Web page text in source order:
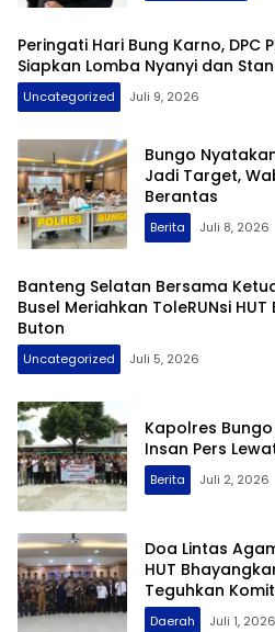
Peringati Hari Bung Karno, DPC
Siapkan Lomba Nyanyi dan
Uncategorized Juli 9, 2026
Bungo
Jadi Target,
Berantas
Berita Juli 8, 2026
Banteng Selatan Bersama
Busel Meriahkan ToleRUNsi
Buton
Uncategorized Juli 5, 2026
Kapolres
Insan Pers
Berita Juli 2, 2026
Doa Lintas
HUT
Teguhkan
dan Kamtibmas
Daerah Juli 1, 2026